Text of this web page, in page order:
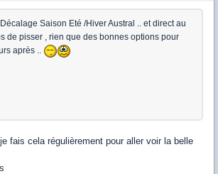
Saison Eté /Hiver Austral .. et direct au
de pisser , rien que des bonnes options pour
après ..
fais cela régulièrement pour aller voir la belle